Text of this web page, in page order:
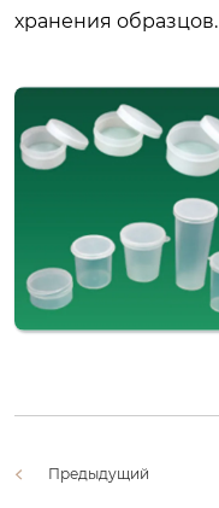
хранения образцов.
Предыдущий